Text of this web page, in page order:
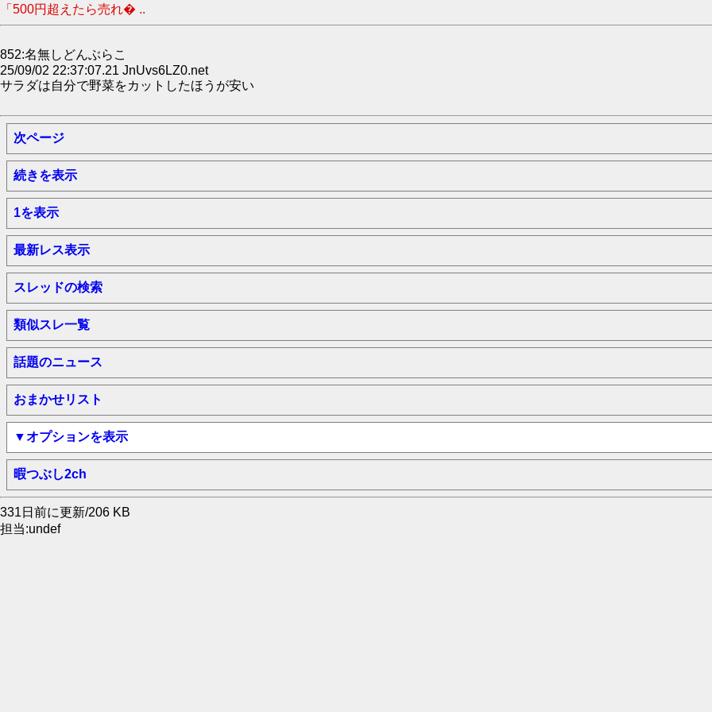
「500円超えたら売れ� ..
852:名無しどんぶらこ
25/09/02 22:37:07.21 JnUvs6LZ0.net
サラダは自分で野菜をカットしたほうが安い
次ページ
続きを表示
1を表示
最新レス表示
スレッドの検索
類似スレ一覧
話題のニュース
おまかせリスト
▼オプションを表示
暇つぶし2ch
331日前に更新/206 KB
担当:undef